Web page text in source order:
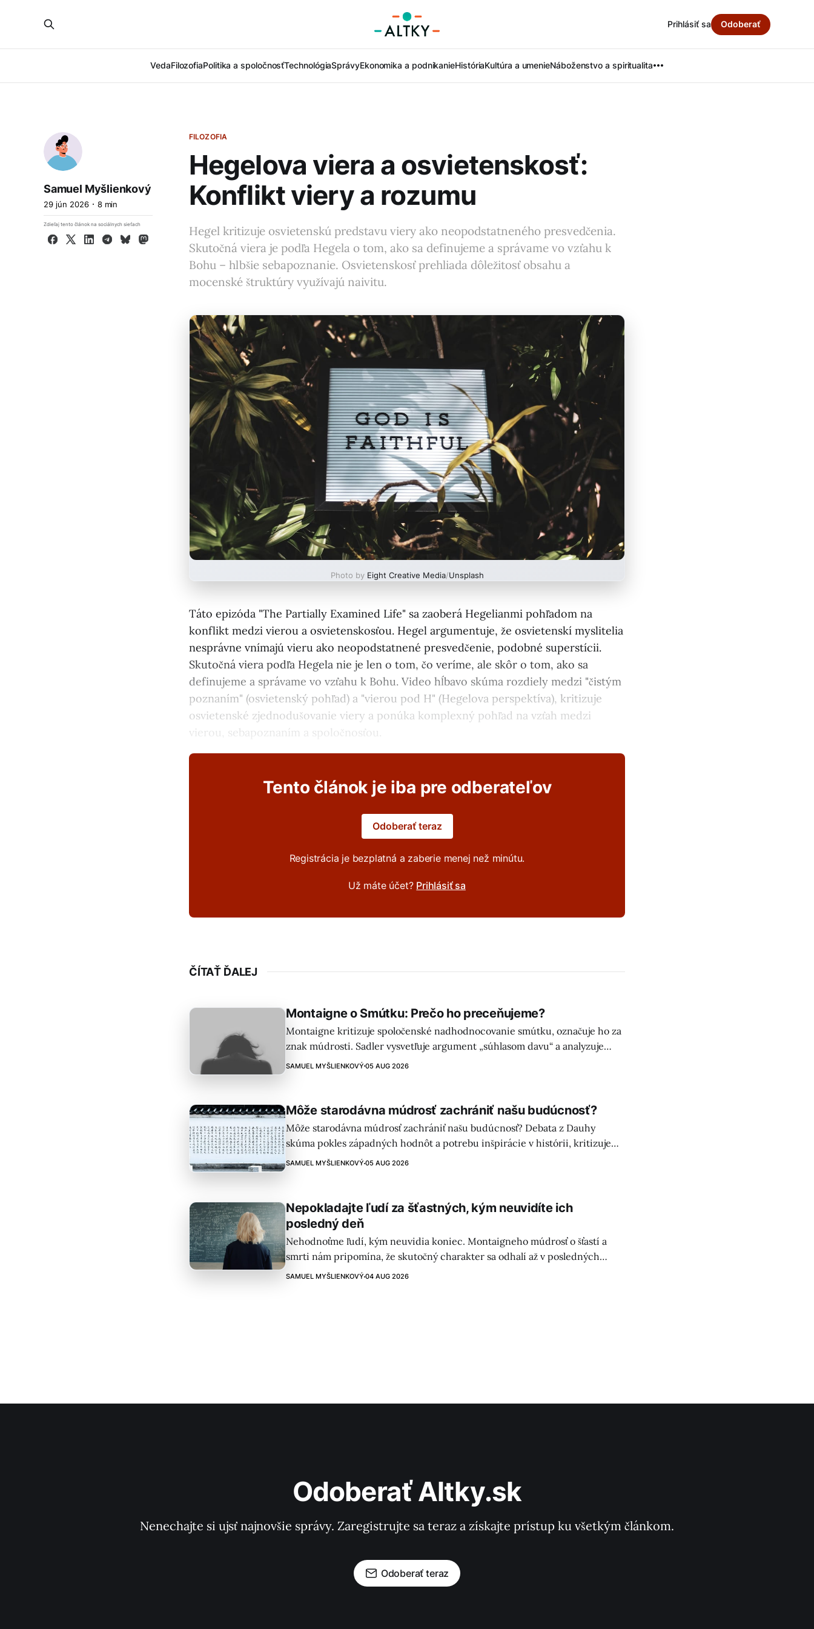
VedaFilozofiaPolitika a spoločnosťTechnológiaSprávyEkonomika a podnikanieHistóriaKultúra a umenieNáboženstvo a spiritualita
Prihlásiť sa Odoberať
FILOZOFIA
Hegelova viera a osvietenskosť:
Konflikt viery a rozumu
Hegel kritizuje osvietenskú predstavu viery ako neopodstatneného presvedčenia.
Skutočná viera je podľa Hegela o tom, ako sa definujeme a správame vo vzťahu k
Bohu – hlbšie sebapoznanie. Osvietenskosť prehliada dôležitosť obsahu a
mocenské štruktúry využívajú naivitu.
Samuel Myšlienkový
29 jún 2026 8 min
Zdieľaj tento článok na sociálnych sieťach
Facebook
X LinkedInTelegram
BlueskyMastodon
Photo by Eight Creative Media/Unsplash
Táto epizóda "The Partially Examined Life" sa zaoberá Hegelianmi pohľadom na
konflikt medzi vierou a osvietenskosťou. Hegel argumentuje, že osvietenskí myslitelia
nesprávne vnímajú vieru ako neopodstatnené presvedčenie, podobné superstícii.
Skutočná viera podľa Hegela nie je len o tom, čo veríme, ale skôr o tom, ako sa
definujeme a správame vo vzťahu k Bohu. Video hĺbavo skúma rozdiely medzi "čistým
poznaním" (osvietenský pohľad) a "vierou pod H" (Hegelova perspektíva), kritizuje
osvietenské zjednodušovanie viery a ponúka komplexný pohľad na vzťah medzi
vierou, sebapoznaním a spoločnosťou.
Tento článok je iba pre odberateľov
Odoberať teraz
Registrácia je bezplatná a zaberie menej než minútu.
Už máte účet? Prihlásiť sa
ČÍTAŤ ĎALEJ
Montaigne o Smútku: Prečo ho preceňujeme?
Montaigne kritizuje spoločenské nadhodnocovanie smútku, označuje ho za
znak múdrosti. Sadler vysvetľuje argument „súhlasom davu“ a analyzuje
príbehy kráľov, umelcov a ich reakcie na stratu.
SAMUEL MYŠLIENKOVÝ 05 AUG 2026
Môže starodávna múdrosť zachrániť našu budúcnosť?
Môže starodávna múdrosť zachrániť našu budúcnosť? Debata z Dauhy
skúma pokles západných hodnôt a potrebu inšpirácie v histórii, kritizuje
nacionalizmus a zdôrazňuje dôležitosť učenia sa od iných kultúr.
SAMUEL MYŠLIENKOVÝ 05 AUG 2026
Nepokladajte ľudí za šťastných, kým neuvidíte ich
posledný deň
Nehodnoťme ľudí, kým neuvidia koniec. Montaigneho múdrosť o šťastí a
smrti nám pripomína, že skutočný charakter sa odhalí až v posledných
chvíľach života. Fortuna je premenlivá – vnútorný pokoj je trvalejší.
SAMUEL MYŠLIENKOVÝ 04 AUG 2026
Odoberať Altky.sk
Nenechajte si ujsť najnovšie správy. Zaregistrujte sa teraz a získajte prístup ku všetkým článkom.
Odoberať teraz